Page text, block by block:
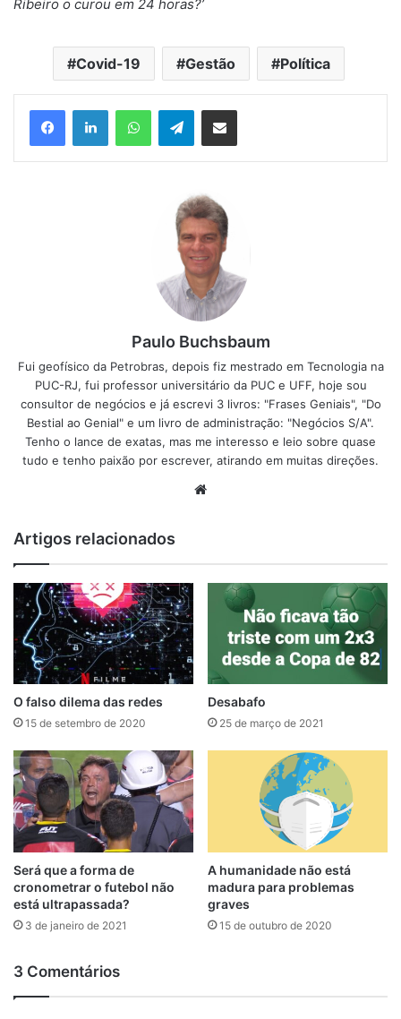
Ribeiro o curou em 24 horas?’
Covid-19 Gestão Política
Telegram
Paulo Buchsbaum
Fui geofísico da Petrobras, depois fiz mestrado em Tecnologia na
PUC-RJ, fui professor universitário da PUC e UFF, hoje sou
consultor de negócios e já escrevi 3 livros: "Frases Geniais", "Do
Bestial ao Genial" e um livro de administração: "Negócios S/A".
Tenho o lance de exatas, mas me interesso e leio sobre quase
tudo e tenho paixão por escrever, atirando em muitas direções.
Artigos relacionados
O falso dilema das redes
15 de setembro de 2020
Desabafo
25 de março de 2021
Será que a forma de
cronometrar o futebol não
está ultrapassada?
3 de janeiro de 2021
A humanidade não está
madura para problemas
graves
15 de outubro de 2020
3 Comentários